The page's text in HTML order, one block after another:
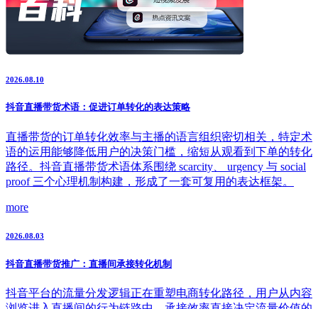
2026.08.10
抖音直播带货术语：促进订单转化的表达策略
直播带货的订单转化效率与主播的语言组织密切相关，特定术
语的运用能够降低用户的决策门槛，缩短从观看到下单的转化
路径。抖音直播带货术语体系围绕 scarcity、 urgency 与 social
proof 三个心理机制构建，形成了一套可复用的表达框架。
more
2026.08.03
抖音直播带货推广：直播间承接转化机制
抖音平台的流量分发逻辑正在重塑电商转化路径，用户从内容